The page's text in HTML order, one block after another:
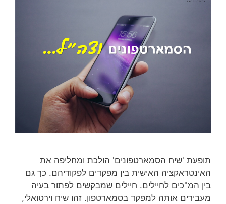
תופעת 'שיח הסמארטפונים' הולכת ומחליפה את
האינטראקציה האישית בין מפקדים לפקודיהם. כך גם
בין המ"כים לחיילים. חיילים שמבקשים לפתור בעיה
מעבירים אותה למפקד בסמארטפון. זהו שיח וירטואלי,